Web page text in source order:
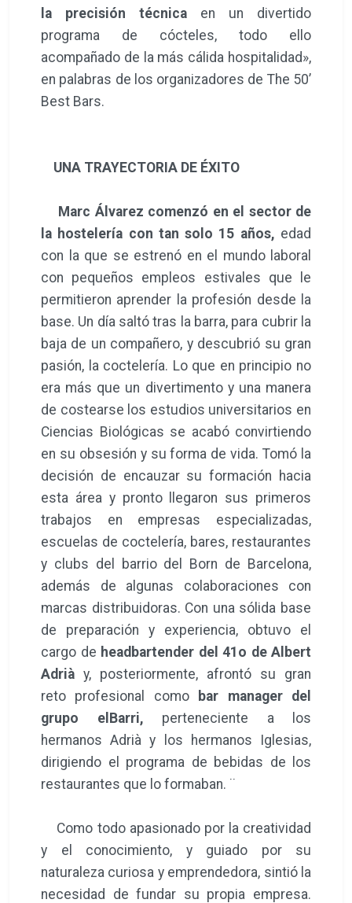
la precisión técnica en un divertido
programa de cócteles, todo ello
acompañado de la más cálida hospitalidad»,
en palabras de los organizadores de The 50’
Best Bars.
UNA TRAYECTORIA DE ÉXITO
Marc Álvarez comenzó en el sector de
la hostelería con tan solo 15 años, edad
con la que se estrenó en el mundo laboral
con pequeños empleos estivales que le
permitieron aprender la profesión desde la
base. Un día saltó tras la barra, para cubrir la
baja de un compañero, y descubrió su gran
pasión, la coctelería. Lo que en principio no
era más que un divertimento y una manera
de costearse los estudios universitarios en
Ciencias Biológicas se acabó convirtiendo
en su obsesión y su forma de vida. Tomó la
decisión de encauzar su formación hacia
esta área y pronto llegaron sus primeros
trabajos en empresas especializadas,
escuelas de coctelería, bares, restaurantes
y clubs del barrio del Born de Barcelona,
además de algunas colaboraciones con
marcas distribuidoras. Con una sólida base
de preparación y experiencia, obtuvo el
cargo de headbartender del 41o de Albert
Adrià y, posteriormente, afrontó su gran
reto profesional como
bar manager del
grupo elBarri, perteneciente a los
hermanos Adrià y los hermanos Iglesias,
dirigiendo el programa de bebidas de los
restaurantes que lo formaban. ¨
Como todo apasionado por la creatividad
y el conocimiento, y guiado por su
naturaleza curiosa y emprendedora, sintió la
necesidad de fundar su propia empresa.